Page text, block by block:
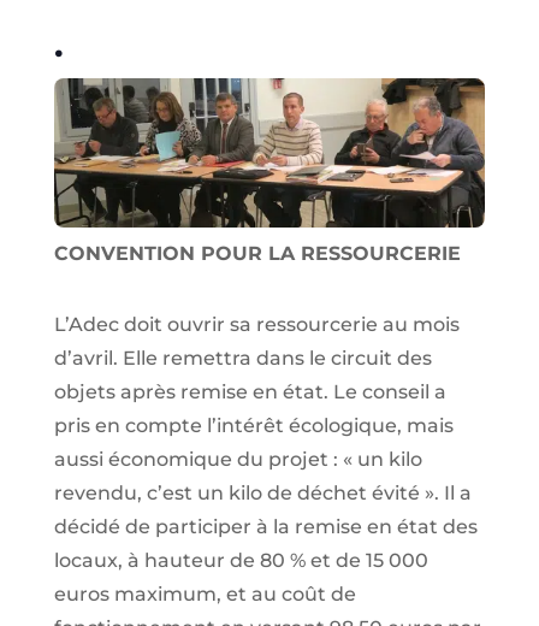
.
CONVENTION POUR LA RESSOURCERIE
L’Adec doit ouvrir sa ressourcerie au mois
d’avril. Elle remettra dans le circuit des
objets après remise en état. Le conseil a
pris en compte l’intérêt écologique, mais
aussi économique du projet : « un kilo
revendu, c’est un kilo de déchet évité ». Il a
décidé de participer à la remise en état des
locaux, à hauteur de 80 % et de 15 000
euros maximum, et au coût de